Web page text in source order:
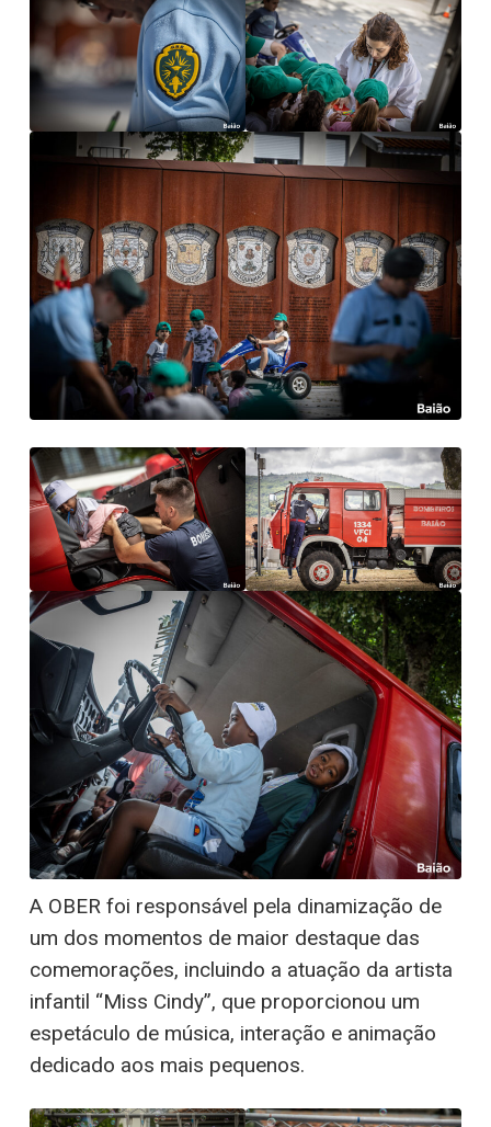
A OBER foi responsável pela dinamização de
um dos momentos de maior destaque das
comemorações, incluindo a atuação da artista
infantil “Miss Cindy”, que proporcionou um
espetáculo de música, interação e animação
dedicado aos mais pequenos.